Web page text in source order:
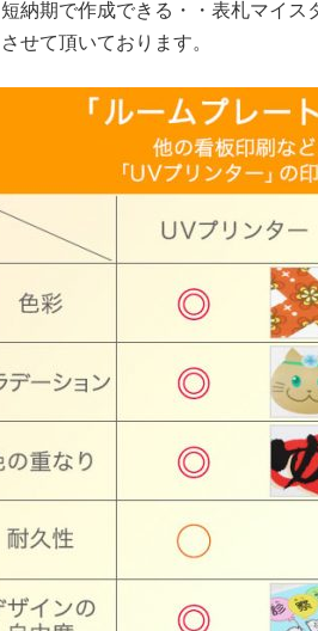
短納期で作成できる・・表札マイス
させて頂いております。